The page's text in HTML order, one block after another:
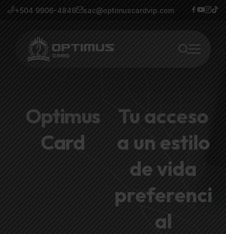
+504 9906-4846 sac@optimuscardvip.com
Optimus
Card
Tu acceso
a un estilo
de vida
preferenci
al